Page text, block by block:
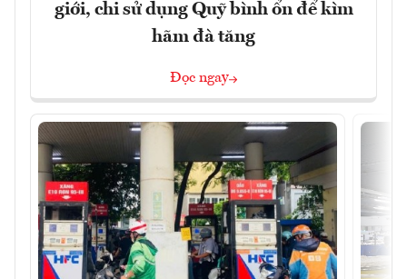
giới, chi sử dụng Quỹ bình ổn để kìm
hãm đà tăng
Đọc ngay